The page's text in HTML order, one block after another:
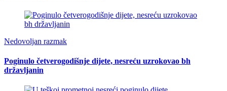
Nedovoljan razmak
Poginulo četverogodišnje dijete, nesreću uzrokovao bh
državljanin